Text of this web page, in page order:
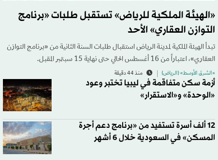
«الهيئة الملكية للرياض» تستقبل طلبات «برنامج
التوازن العقاري» الأحد
تبدأ الهيئة الملكية لمدينة الرياض استقبال طلبات السنة الثانية من «برنامج التوازن
العقاري»، اعتباراً من 16 أغسطس الحالي حتى نهاية 15 سبتمبر المقبل.
«الشرق الأوسط» (الرياض) منذ 44 دقيقة
أزمة سكن متفاقمة في ليبيا تختبر وعود
«الوحدة» و«الاستقرار»
12 ألف أسرة تستفيد من «برنامج دعم أجرة
المسكن» في السعودية خلال 6 أشهر